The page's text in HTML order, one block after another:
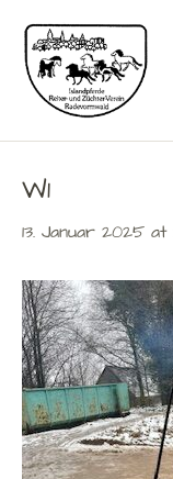
W1
13. Januar 2025 at